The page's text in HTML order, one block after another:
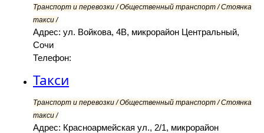
Транспорт и перевозки / Общественный транспорт / Стоянка
такси /
Адрес: ул. Войкова, 4В, микрорайон Центральный,
Сочи
Телефон:
Такси
Транспорт и перевозки / Общественный транспорт / Стоянка
такси /
Адрес: Красноармейская ул., 2/1, микрорайон